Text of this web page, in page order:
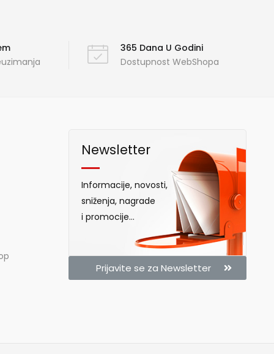
365 Dana U Godini
Dostupnost WebShopa
Newsletter
Informacije, novosti,
sniženja, nagrade
i promocije...
Prijavite se za Newsletter